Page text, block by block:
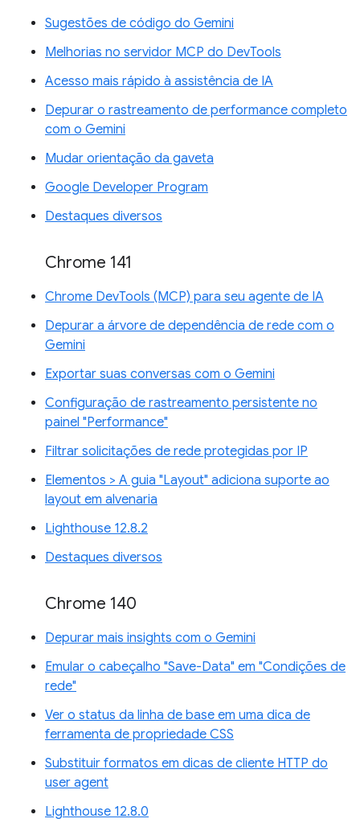
Sugestões de código do Gemini
Melhorias no servidor MCP do DevTools
Acesso mais rápido à assistência de IA
Depurar o rastreamento de performance completo
com o Gemini
Mudar orientação da gaveta
Google Developer Program
Destaques diversos
Chrome 141
Chrome DevTools (MCP) para seu agente de IA
Depurar a árvore de dependência de rede com o
Gemini
Exportar suas conversas com o Gemini
Configuração de rastreamento persistente no
painel "Performance"
Filtrar solicitações de rede protegidas por IP
Elementos > A guia "Layout" adiciona suporte ao
layout em alvenaria
Lighthouse 12.8.2
Destaques diversos
Chrome 140
Depurar mais insights com o Gemini
Emular o cabeçalho "Save-Data" em "Condições de
rede"
Ver o status da linha de base em uma dica de
ferramenta de propriedade CSS
Substituir formatos em dicas de cliente HTTP do
user agent
Lighthouse 12.8.0